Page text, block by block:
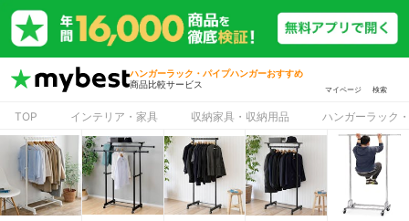
ハンガーラック・パイプハンガーおすすめ
商品比較サービス
マイページ 検索
TOP インテリア・家具 収納家具・収納用品 ハンガーラック